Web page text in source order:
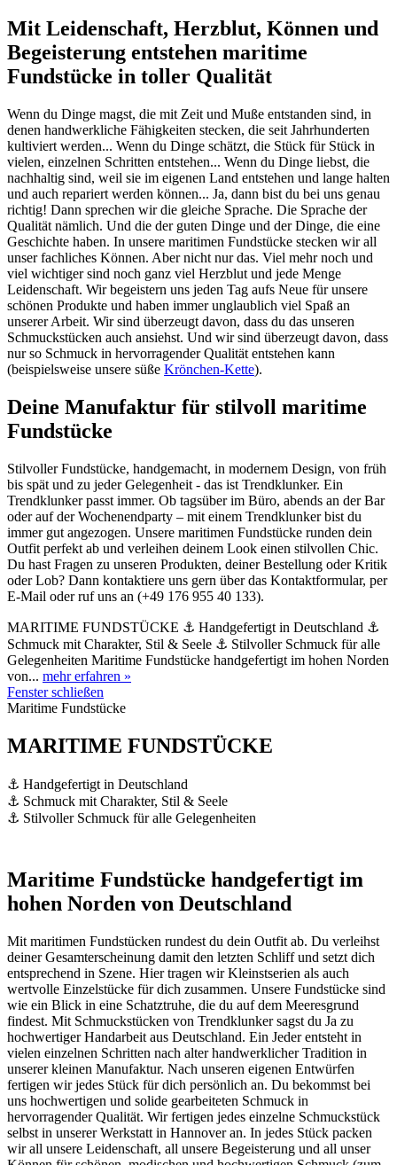
Mit Leidenschaft, Herzblut, Können und
Begeisterung entstehen maritime
Fundstücke in toller Qualität
Wenn du Dinge magst, die mit Zeit und Muße entstanden sind, in
denen handwerkliche Fähigkeiten stecken, die seit Jahrhunderten
kultiviert werden... Wenn du Dinge schätzt, die Stück für Stück in
vielen, einzelnen Schritten entstehen... Wenn du Dinge liebst, die
nachhaltig sind, weil sie im eigenen Land entstehen und lange halten
und auch repariert werden können... Ja, dann bist du bei uns genau
richtig! Dann sprechen wir die gleiche Sprache. Die Sprache der
Qualität nämlich. Und die der guten Dinge und der Dinge, die eine
Geschichte haben. In unsere maritimen Fundstücke stecken wir all
unser fachliches Können. Aber nicht nur das. Viel mehr noch und
viel wichtiger sind noch ganz viel Herzblut und jede Menge
Leidenschaft. Wir begeistern uns jeden Tag aufs Neue für unsere
schönen Produkte und haben immer unglaublich viel Spaß an
unserer Arbeit. Wir sind überzeugt davon, dass du das unseren
Schmuckstücken auch ansiehst. Und wir sind überzeugt davon, dass
nur so Schmuck in hervorragender Qualität entstehen kann
(beispielsweise unsere süße Krönchen-Kette).
Deine Manufaktur für stilvoll maritime
Fundstücke
Stilvoller Fundstücke, handgemacht, in modernem Design, von früh
bis spät und zu jeder Gelegenheit - das ist Trendklunker. Ein
Trendklunker passt immer. Ob tagsüber im Büro, abends an der Bar
oder auf der Wochenendparty – mit einem Trendklunker bist du
immer gut angezogen. Unsere maritimen Fundstücke runden dein
Outfit perfekt ab und verleihen deinem Look einen stilvollen Chic.
Du hast Fragen zu unseren Produkten, deiner Bestellung oder Kritik
oder Lob? Dann kontaktiere uns gern über das Kontaktformular, per
E-Mail oder ruf uns an (+49 176 955 40 133).
MARITIME FUNDSTÜCKE ⚓ Handgefertigt in Deutschland ⚓
Schmuck mit Charakter, Stil & Seele ⚓ Stilvoller Schmuck für alle
Gelegenheiten Maritime Fundstücke handgefertigt im hohen Norden
von... mehr erfahren »
Fenster schließen
Maritime Fundstücke
MARITIME FUNDSTÜCKE
⚓ Handgefertigt in Deutschland
⚓ Schmuck mit Charakter, Stil & Seele
⚓ Stilvoller Schmuck für alle Gelegenheiten
Maritime Fundstücke handgefertigt im
hohen Norden von Deutschland
Mit maritimen Fundstücken rundest du dein Outfit ab. Du verleihst
deiner Gesamterscheinung damit den letzten Schliff und setzt dich
entsprechend in Szene. Hier tragen wir Kleinstserien als auch
wertvolle Einzelstücke für dich zusammen. Unsere Fundstücke sind
wie ein Blick in eine Schatztruhe, die du auf dem Meeresgrund
findest. Mit Schmuckstücken von Trendklunker sagst du Ja zu
hochwertiger Handarbeit aus Deutschland. Ein Jeder entsteht in
vielen einzelnen Schritten nach alter handwerklicher Tradition in
unserer kleinen Manufaktur. Nach unseren eigenen Entwürfen
fertigen wir jedes Stück für dich persönlich an. Du bekommst bei
uns hochwertigen und solide gearbeiteten Schmuck in
hervorragender Qualität. Wir fertigen jedes einzelne Schmuckstück
selbst in unserer Werkstatt in Hannover an. In jedes Stück packen
wir all unsere Leidenschaft, all unsere Begeisterung und all unser